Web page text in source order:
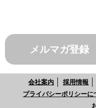
メルマガ登録
会社案内 採用情報
プライバシーポリシーに